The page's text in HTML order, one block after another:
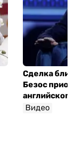
Сделка
Безос
Видео